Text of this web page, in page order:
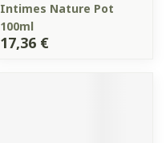
Intimes Nature Pot
100ml
17,36 €